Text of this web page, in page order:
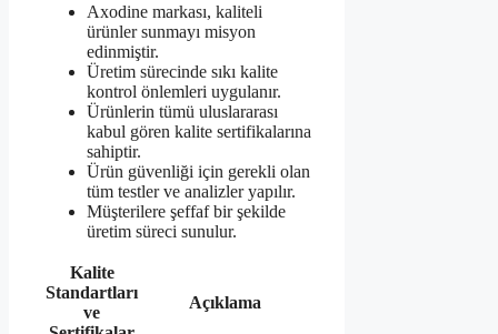
Axodine markası, kaliteli
ürünler sunmayı misyon
edinmiştir.
Üretim sürecinde sıkı kalite
kontrol önlemleri uygulanır.
Ürünlerin tümü uluslararası
kabul gören kalite sertifikalarına
sahiptir.
Ürün güvenliği için gerekli olan
tüm testler ve analizler yapılır.
Müşterilere şeffaf bir şekilde
üretim süreci sunulur.
Kalite
Standartları
ve
Açıklama